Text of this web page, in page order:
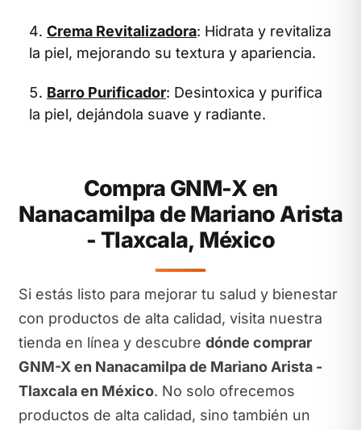
Crema Revitalizadora: Hidrata y revitaliza
la piel, mejorando su textura y apariencia.
Barro Purificador: Desintoxica y purifica
la piel, dejándola suave y radiante.
Compra GNM-X en
Nanacamilpa de Mariano Arista
- Tlaxcala, México
Si estás listo para mejorar tu salud y bienestar
con productos de alta calidad, visita nuestra
tienda en línea y descubre dónde comprar
GNM-X en Nanacamilpa de Mariano Arista -
Tlaxcala en México. No solo ofrecemos
productos de alta calidad, sino también un